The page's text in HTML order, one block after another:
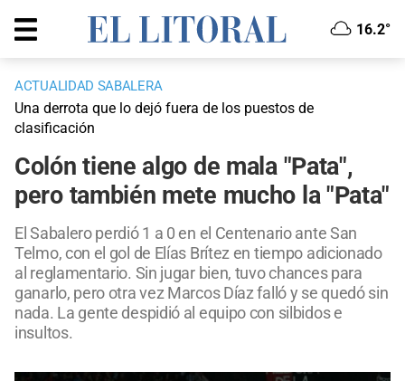
16.2°
ACTUALIDAD SABALERA
Una derrota que lo dejó fuera de los puestos de
clasificación
Colón tiene algo de mala "Pata",
pero también mete mucho la "Pata"
El Sabalero perdió 1 a 0 en el Centenario ante San
Telmo, con el gol de Elías Brítez en tiempo adicionado
al reglamentario. Sin jugar bien, tuvo chances para
ganarlo, pero otra vez Marcos Díaz falló y se quedó sin
nada. La gente despidió al equipo con silbidos e
insultos.